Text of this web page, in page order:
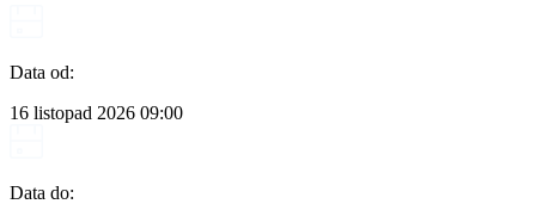
Data od:
16 listopad 2026 09:00
Data do: